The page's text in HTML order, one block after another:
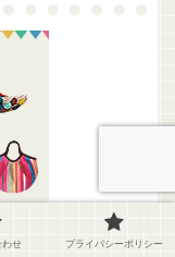
わせ プライバシーポリシー